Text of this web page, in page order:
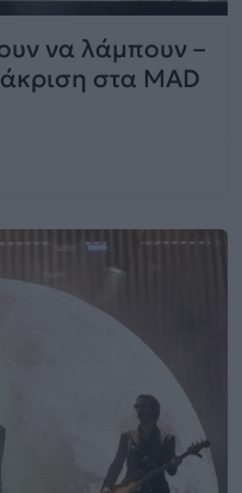
να λάμπουν –
στα MAD